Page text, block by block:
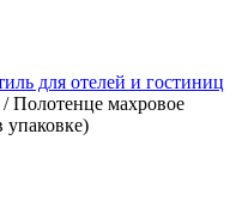
для отелей и гостиниц
/ Полотенце махровое
упаковке)